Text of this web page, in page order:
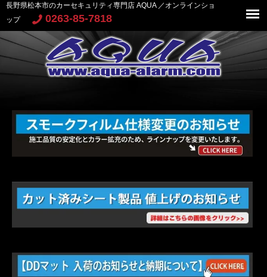
長野県松本市のカーセキュリティ専門店 AQUA ／オンラインショ
ップ
0263-85-7818